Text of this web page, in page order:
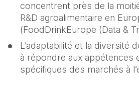
concentrent près de la
R&D agroalimentaire en
(FoodDrinkEurope (Data &
L’adaptabilité et la diversité
à répondre aux appétences
spécifiques des marchés à